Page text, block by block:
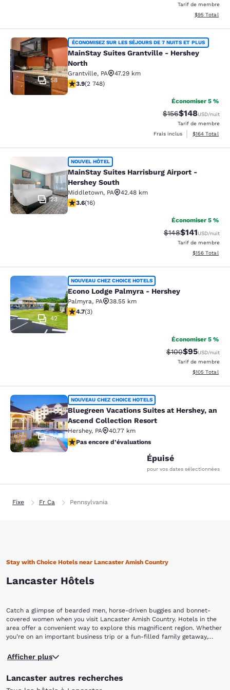
Tarif de membre
Afficher les
$95 Total
MainStay Suites Grantville -
58
ÉCONOMISEZ SUR LES SÉJOURS DE 7 NUITS ET PLUS
MainStay Suites Grantville - Hershey
North
Grantville, PA
47.29 km
3.9 étoiles. Bien. 2748 commentaires
3.9(2 748)
Économiser 5 %
Tarif barré :
$156Tarif réduit :
$148USD/nuit
Tarif de membre
Frais inclus
Afficher les
$164 Total
MainStay Suites Harrisburg Airport
23
NOUVEL HÔTEL
MainStay Suites Harrisburg Airport -
Hershey South
Middletown, PA
42.48 km
3.63 étoiles. Bien. 16 commentaires
3.6(16)
Économiser 5 %
Tarif barré :
$148Tarif réduit :
$141USD/nuit
Tarif de membre
Afficher les
$156 Total
Econo Lodge Palmyra - Hershey
42
NOUVEAU CHEZ CHOICE HOTELS
Econo Lodge Palmyra - Hershey
Palmyra, PA
38.55 km
4.67 étoiles. Exceptionnel. 3 commentaires
4.7(3)
Économiser 5 %
Tarif barré :
$100Tarif réduit :
$95USD/nuit
Tarif de membre
Afficher les
$105 Total
Bluegreen Vacations Suites at
30
NOUVEAU CHEZ CHOICE HOTELS
Bluegreen Vacations Suites at Hershey, an
Ascend Collection Resort
Hershey, PA
40.77 km
Pas encore d’évaluations
Pas encore d’évaluations
Épuisé
pour vos dates sélectionnées
Fixe Fr Ca Pennsylvania
Stay with Choice Hotels near Lancaster Amish Country
Lancaster Hôtels
Catch a glimpse of bearded men, horse-driven buggies and bonnet-
covered women when you visit Lancaster Amish Country. Hotels in the
area offer a convenient way to explore this magnificent region. Whether
you’re on an important business trip or a fun-filled family getaway,
excellent and affordable way to stay exactly where you want to be.
First, visit the historic Hans Herr House. Built in 1719, the Hans Herr
House is the oldest Standing Mennonite Meeting House in the country,
on a tour through the home where guests will find a one-of-a-kind
intact “Immigrant’s Trunk” made of iron and wood, which was most
Afficher plus
Lancaster autres recherches